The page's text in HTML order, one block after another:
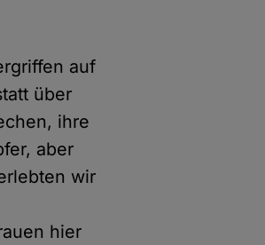
auf
über
ihre
aber
wir
hier